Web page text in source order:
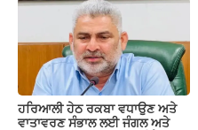
ਹਰਿਆਲੀ ਹੇਠ ਰਕਬਾ ਵਧਾਉਣ ਅਤੇ
ਵਾਤਾਵਰਣ ਸੰਭਾਲ ਲਈ ਜੰਗਲ ਅਤੇ